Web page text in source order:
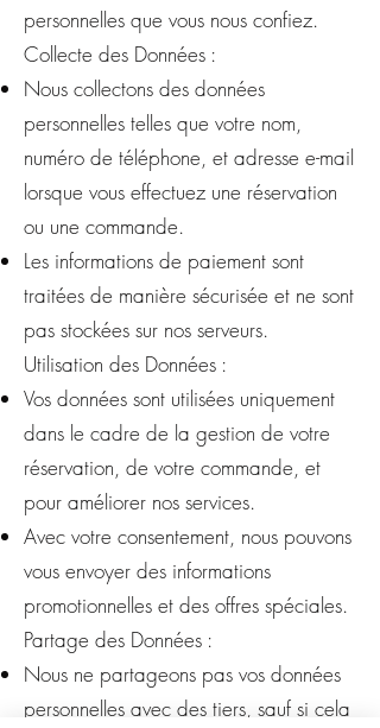
personnelles que vous nous confiez.
Collecte des Données :
Nous collectons des données
personnelles telles que votre nom,
numéro de téléphone, et adresse e-mail
lorsque vous effectuez une réservation
ou une commande.
Les informations de paiement sont
traitées de manière sécurisée et ne sont
pas stockées sur nos serveurs.
Utilisation des Données :
Vos données sont utilisées uniquement
dans le cadre de la gestion de votre
réservation, de votre commande, et
pour améliorer nos services.
Avec votre consentement, nous pouvons
vous envoyer des informations
promotionnelles et des offres spéciales.
Partage des Données :
Nous ne partageons pas vos données
personnelles avec des tiers, sauf si cela